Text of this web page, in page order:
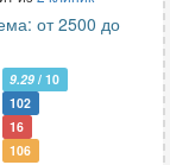
от 2500 до
9.29 / 10
102
16
106